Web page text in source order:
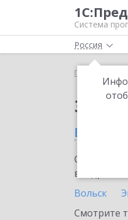
Система
Россия
Главная
в
внедрение
Вольск
Смотрите